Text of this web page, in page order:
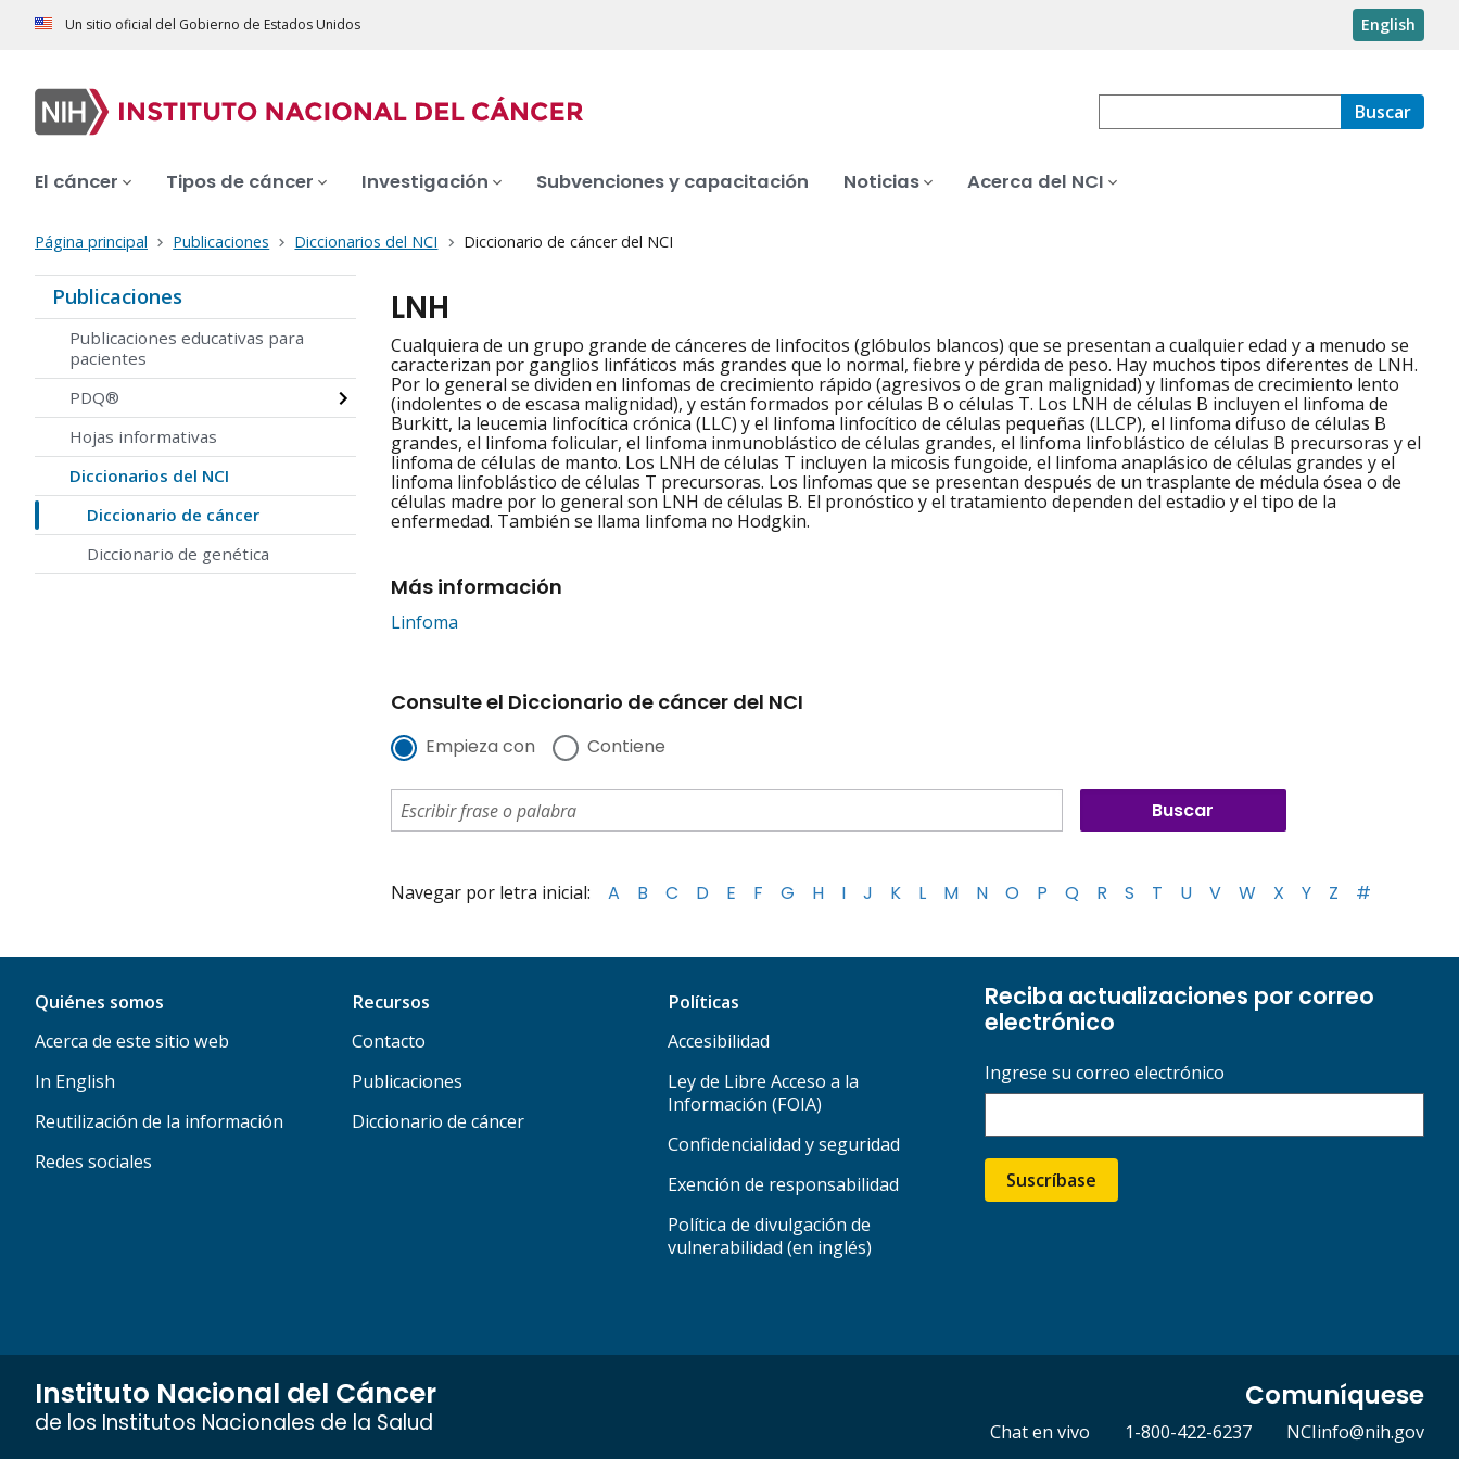
Un sitio oficial del Gobierno de Estados Unidos English
Buscar
El cáncer Tipos de cáncer Investigación Subvenciones y capacitación Noticias Acerca del NCI
Página principal Publicaciones Diccionarios del NCI Diccionario de cáncer del NCI
Publicaciones
Publicaciones educativas para
pacientes
PDQ®
Hojas informativas
Diccionarios del NCI
Diccionario de cáncer
Diccionario de genética
LNH
Cualquiera de un grupo grande de cánceres de linfocitos (glóbulos blancos) que se presentan a cualquier edad y a menudo se
caracterizan por ganglios linfáticos más grandes que lo normal, fiebre y pérdida de peso. Hay muchos tipos diferentes de LNH.
Por lo general se dividen en linfomas de crecimiento rápido (agresivos o de gran malignidad) y linfomas de crecimiento lento
(indolentes o de escasa malignidad), y están formados por células B o células T. Los LNH de células B incluyen el linfoma de
Burkitt, la leucemia linfocítica crónica (LLC) y el linfoma linfocítico de células pequeñas (LLCP), el linfoma difuso de células B
grandes, el linfoma folicular, el linfoma inmunoblástico de células grandes, el linfoma linfoblástico de células B precursoras y el
linfoma de células de manto. Los LNH de células T incluyen la micosis fungoide, el linfoma anaplásico de células grandes y el
linfoma linfoblástico de células T precursoras. Los linfomas que se presentan después de un trasplante de médula ósea o de
células madre por lo general son LNH de células B. El pronóstico y el tratamiento dependen del estadio y el tipo de la
enfermedad. También se llama linfoma no Hodgkin.
Más información
Linfoma
Consulte el Diccionario de cáncer del NCI
Empieza con Contiene
Navegar por letra inicial: A B C D E F G H I J K L M N O P Q R S T U V W X Y Z #
Quiénes somos
Acerca de este sitio web
In English
Reutilización de la información
Redes sociales
Recursos
Contacto
Publicaciones
Diccionario de cáncer
Políticas
Accesibilidad
Ley de Libre Acceso a la
Información (FOIA)
Confidencialidad y seguridad
Exención de responsabilidad
Política de divulgación de
vulnerabilidad (en inglés)
Reciba actualizaciones por correo
electrónico
Ingrese su correo electrónico
Suscríbase
Instituto Nacional del Cáncer
de los Institutos Nacionales de la Salud
Comuníquese
Chat en vivo 1-800-422-6237 NCIinfo@nih.gov